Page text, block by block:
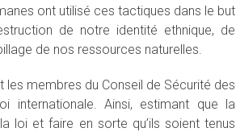
ont utilisé ces tactiques dans le but
de notre identité ethnique, de
de nos ressources naturelles.
membres du Conseil de Sécurité des
internationale. Ainsi, estimant que la
loi et faire en sorte qu’ils soient tenus